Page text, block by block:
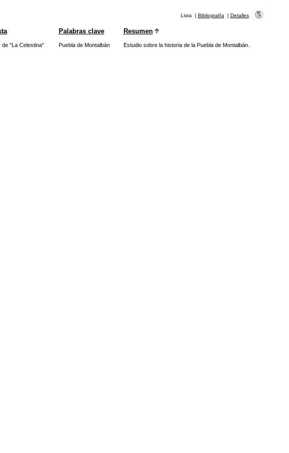
Lista | Bibliografía | Detalles
Palabras clave Resumen
de "La Celestina" Puebla de Montalbán Estudio sobre la historia de la Puebla de Montalbán.